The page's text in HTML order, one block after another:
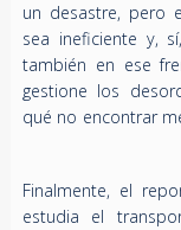
un desastre, pero
sea ineficiente y,
también en ese
gestione los
qué no encontrar
Finalmente, el
estudia el